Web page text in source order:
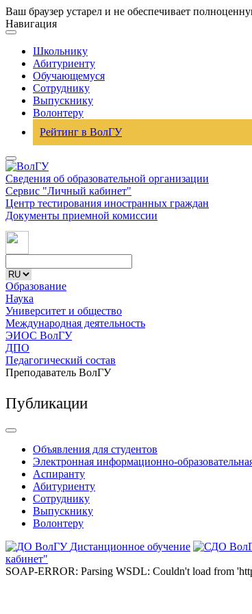
Ваш браузер устарел и не обеспечивает
Навигация
Школьнику
Абитуриенту
Обучающемуся
Сотруднику
Выпускнику
Волонтеру
Рейтинг в ВолГУ
Сведения об образовательной организации
Сервис "Личный кабинет"
Центр тестирования иностранных граждан
Документы приемной комиссии
Образование
Наука
Университет и общество
Международная деятельность
ЭИОС ВолГУ
ДПО
Педагогический состав
Преподаватель ВолГУ
Публикации
Объявления для студентов
Электронная информационно-
Аспиранту
Абитуриенту
Сотруднику
Выпускнику
Волонтеру
Дистанционное обучение
кабинет"
SOAP-ERROR: Parsing WSDL: Couldn't load from